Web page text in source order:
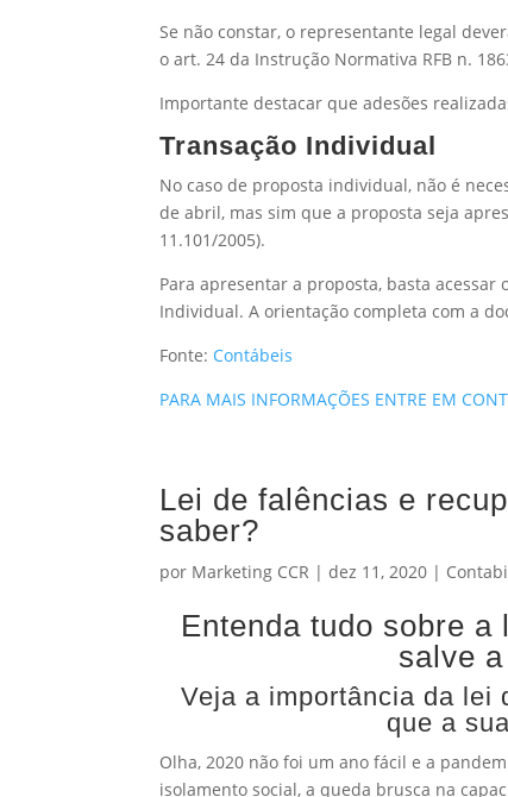
Se não constar, o representante legal
o art. 24 da Instrução Normativa RFB n.
Importante destacar que adesões
Transação Individual
No caso de proposta individual, não é
de abril, mas sim que a proposta seja
11.101/2005).
Para apresentar a proposta, basta acessar
Individual. A orientação completa com a
Fonte: Contábeis
PARA MAIS INFORMAÇÕES ENTRE EM
Lei de falências e
saber?
por Marketing CCR |dez 11, 2020 |
Entenda tudo sobre
salve
Veja a importância da lei
que a
Olha, 2020 não foi um ano fácil e a
isolamento social, a queda brusca na